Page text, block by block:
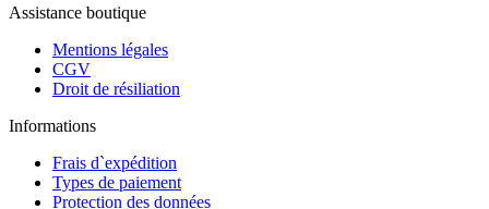
Assistance boutique
Mentions légales
CGV
Droit de résiliation
Informations
Frais d`expédition
Types de paiement
Protection des données